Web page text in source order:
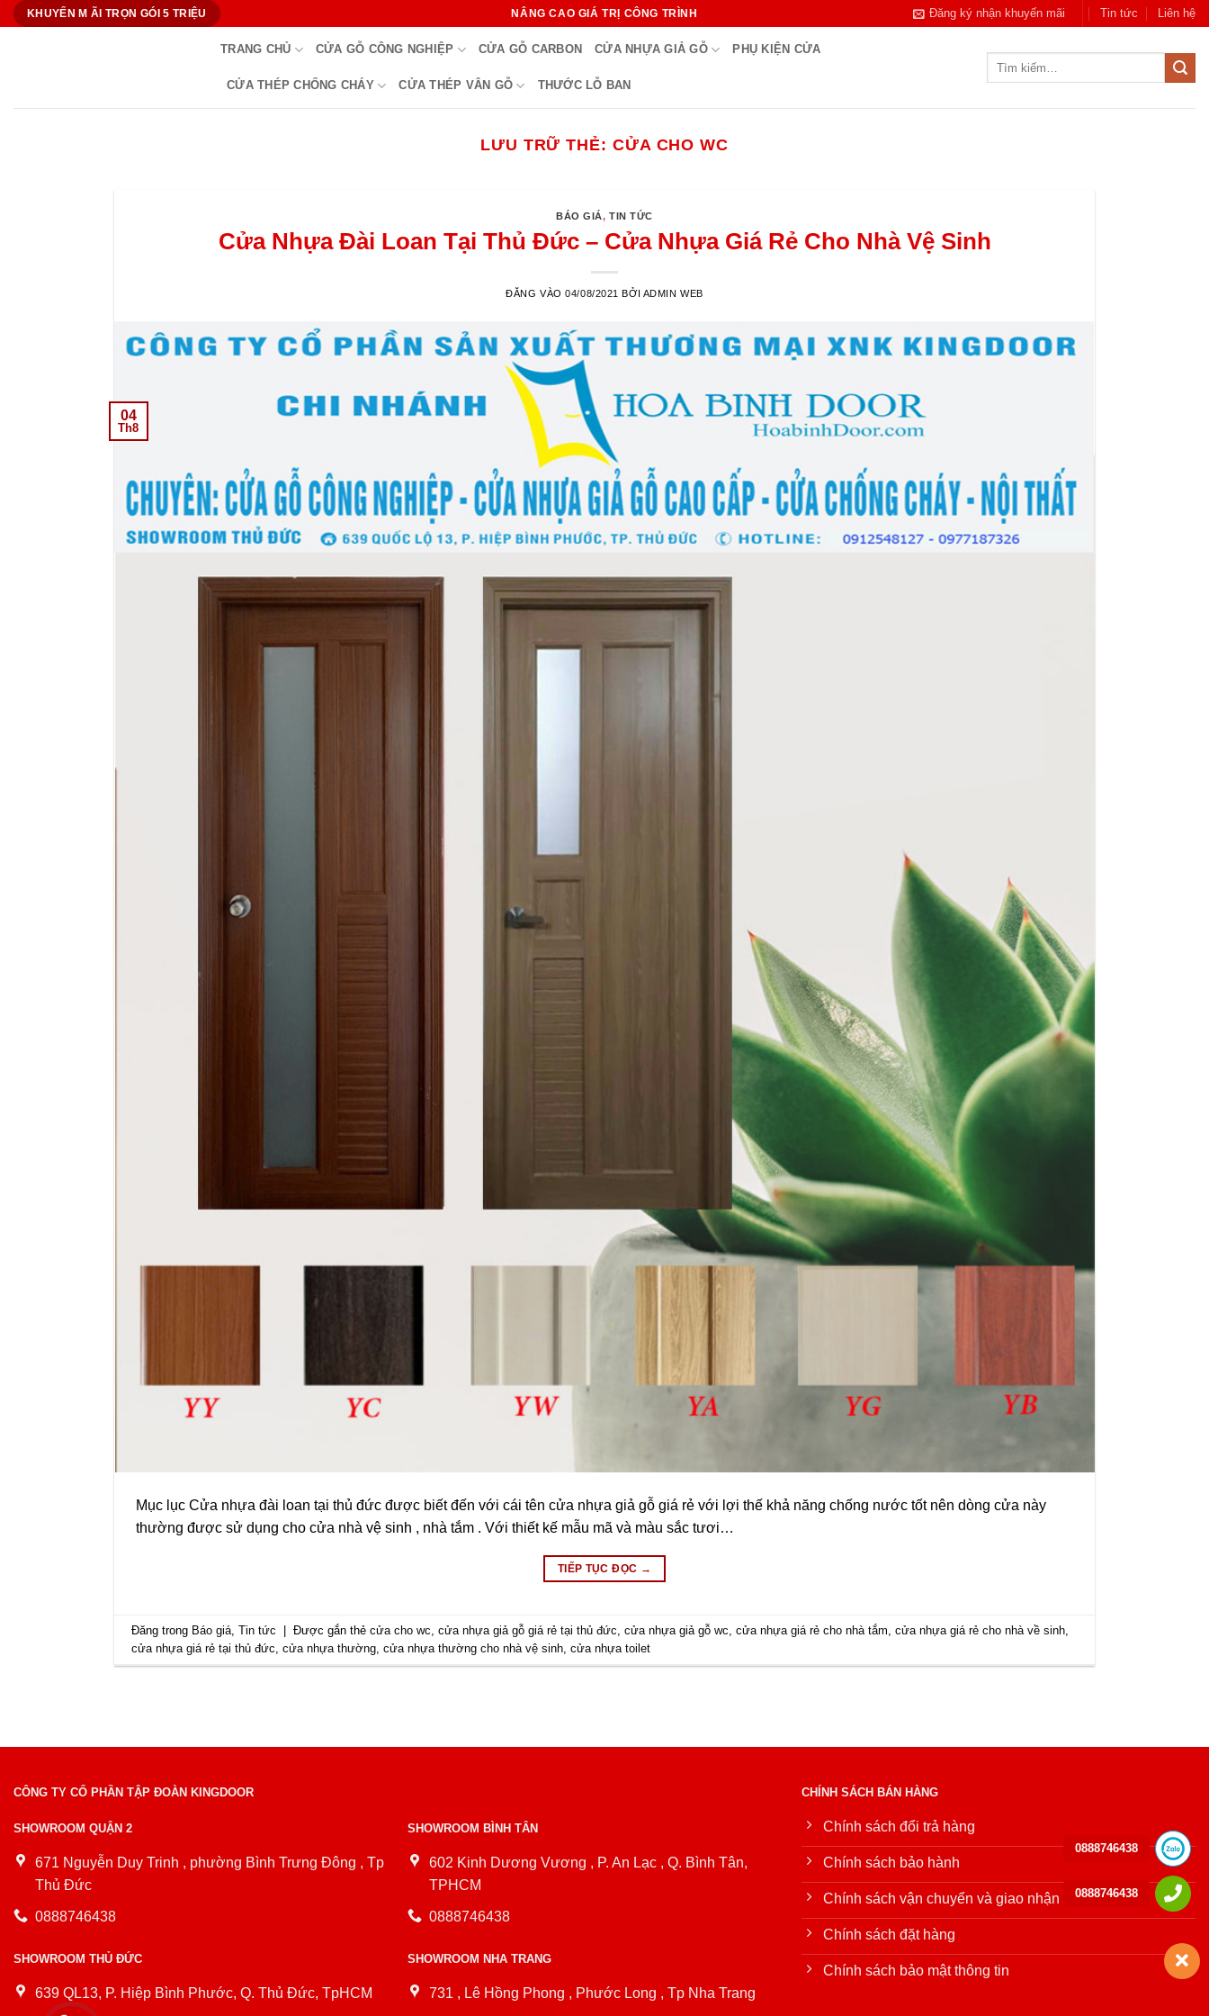
Bỏ
KHUYẾN M ÃI TRỌN GÓI 5 TRIỆU NÂNG CAO GIÁ TRỊ CÔNG TRÌNH Đăng ký nhận khuyến mãi Tin tức Liên hệ
TRANG CHỦ CỬA GỖ CÔNG NGHIỆP CỬA GỖ CARBON CỬA NHỰA GIẢ GỖ PHỤ KIỆN CỬA
CỬA THÉP CHỐNG CHÁY CỬA THÉP VÂN GỖ THƯỚC LỖ BAN
LƯU TRỮ THẺ: CỬA CHO WC
BÁO GIÁ,TIN TỨC
Cửa Nhựa Đài Loan Tại Thủ Đức – Cửa Nhựa Giá Rẻ Cho Nhà Vệ Sinh
ĐĂNG VÀO04/08/2021 BỞI ADMIN WEB
04
Th8
Mục lục Cửa nhựa đài loan tại thủ đức được biết đến với cái tên cửa nhựa giả gỗ giá rẻ với lợi thế khả năng chống nước tốt nên dòng cửa này
thường được sử dụng cho cửa nhà vệ sinh , nhà tắm . Với thiết kế mẫu mã và màu sắc tươi…
TIẾP TỤC ĐỌC →
Đăng trong Báo giá ,Tin tức | Được gắn thẻcửa cho wc ,cửa nhựa giả gỗ giá rẻ tại thủ đức ,cửa nhựa giả gỗ wc ,cửa nhựa giá rẻ cho nhà tắm ,cửa nhựa giá rẻ cho nhà về sinh
cửa nhựa giá rẻ tại thủ đức ,cửa nhựa thường ,cửa nhựa thường cho nhà vệ sinh ,cửa nhựa toilet
CÔNG TY CỔ PHẦN TẬP ĐOÀN KINGDOOR
SHOWROOM QUẬN 2
671 Nguyễn Duy Trinh , phường Bình Trưng Đông , Tp
Thủ Đức
0888746438
SHOWROOM THỦ ĐỨC
639 QL13, P. Hiệp Bình Phước, Q. Thủ Đức, TpHCM
SHOWROOM BÌNH TÂN
602 Kinh Dương Vương , P. An Lạc , Q. Bình Tân,
TPHCM
0888746438
SHOWROOM NHA TRANG
731 , Lê Hồng Phong , Phước Long , Tp Nha Trang
CHÍNH SÁCH BÁN HÀNG
Chính sách đổi trả hàng
Chính sách bảo hành
Chính sách vận chuyển và giao nhận
Chính sách đặt hàng
Chính sách bảo mật thông tin
0888746438
0888746438